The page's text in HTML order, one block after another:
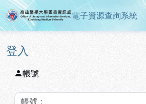
跳到主要內容
:::
高雄醫學大學圖書資
電子資源查詢系統
:::
登入
帳號